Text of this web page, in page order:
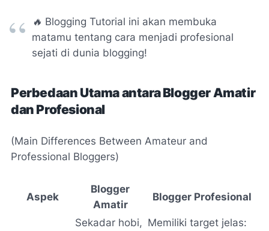
🔥 Blogging Tutorial ini akan membuka
matamu tentang cara menjadi profesional
sejati di dunia blogging!
Perbedaan Utama antara Blogger Amatir
dan Profesional
(Main Differences Between Amateur and
Professional Bloggers)
Aspek
Blogger
Amatir
Blogger Profesional
Sekadar hobi, Memiliki target jelas: